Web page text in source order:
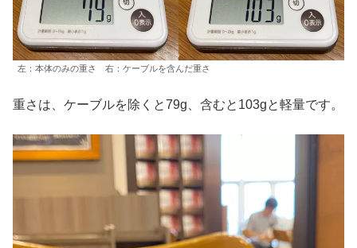
左：本体のみの重さ 右：ケーブルを含んだ重さ
重さは、ケーブルを除くと79g、含むと103gと軽量です。